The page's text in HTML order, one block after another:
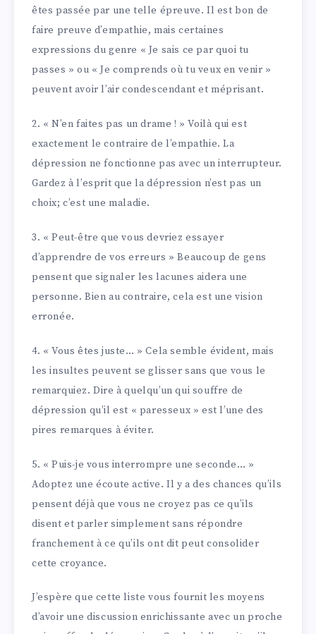
êtes passée par une telle épreuve. Il est bon de
faire preuve d’empathie, mais certaines
expressions du genre « Je sais ce par quoi tu
passes » ou « Je comprends où tu veux en venir »
peuvent avoir l’air condescendant et méprisant.
2. « N’en faites pas un drame ! » Voilà qui est
exactement le contraire de l’empathie. La
dépression ne fonctionne pas avec un interrupteur.
Gardez à l’esprit que la dépression n’est pas un
choix; c’est une maladie.
3. « Peut-être que vous devriez essayer
d’apprendre de vos erreurs » Beaucoup de gens
pensent que signaler les lacunes aidera une
personne. Bien au contraire, cela est une vision
erronée.
4. « Vous êtes juste… » Cela semble évident, mais
les insultes peuvent se glisser sans que vous le
remarquiez. Dire à quelqu’un qui souffre de
dépression qu’il est « paresseux » est l’une des
pires remarques à éviter.
5. « Puis-je vous interrompre une seconde… »
Adoptez une écoute active. Il y a des chances qu’ils
pensent déjà que vous ne croyez pas ce qu’ils
disent et parler simplement sans répondre
franchement à ce qu’ils ont dit peut consolider
cette croyance.
J’espère que cette liste vous fournit les moyens
d’avoir une discussion enrichissante avec un proche